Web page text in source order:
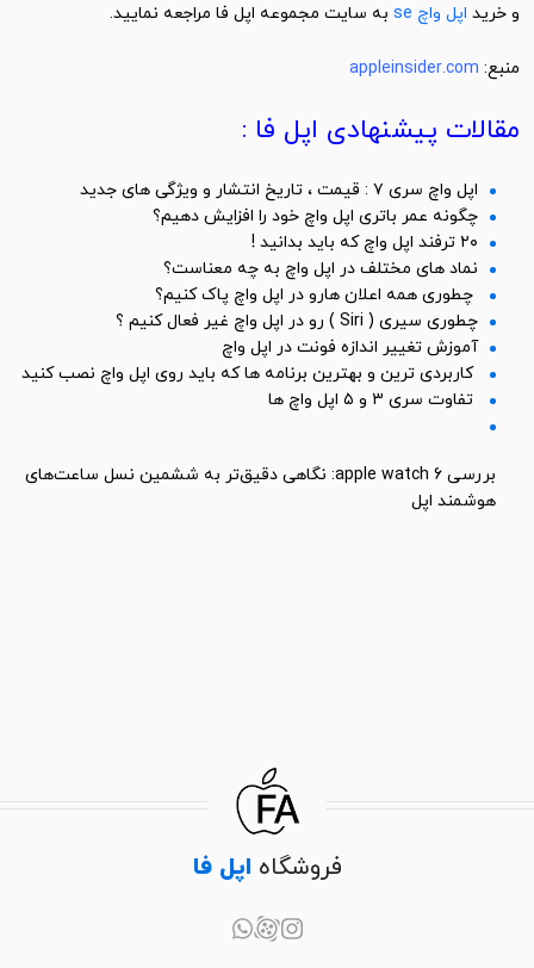
و خریداپل واچ se به سایت مجموعه اپل فا مراجعه نمایید.
منبع: appleinsider.com
مقالات پیشنهادی اپل فا :
اپل واچ سری ۷ : قیمت ، تاریخ انتشار و ویژگی های جدید
چگونه عمر باتری اپل واچ خود را افزایش دهیم؟
۲۰ ترفند اپل واچ که باید بدانید !
نماد های مختلف در اپل واچ به چه معناست؟
چطوری همه اعلان هارو در اپل واچ پاک کنیم؟
چطوری سیری ( Siri ) رو در اپل واچ غیر فعال کنیم ؟
آموزش تغییر اندازه فونت در اپل واچ
کاربردی ترین و بهترین برنامه ها که باید روی اپل واچ نصب کنید
تفاوت سری ۳ و ۵ اپل واچ ها
بررسی apple watch 6: نگاهی دقیق‌تر به ششمین نسل ساعت‌های
هوشمند اپل
فروشگاهاپل فا